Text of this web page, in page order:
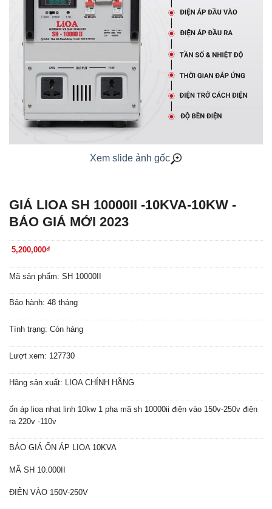
Xem slide ảnh gốc
GIÁ LIOA SH 10000II -10KVA-10KW -
BÁO GIÁ MỚI 2023
5,200,000đ
Mã sản phẩm: SH 10000II
Bảo hành: 48 tháng
Tình trạng: Còn hàng
Lượt xem: 127730
Hãng sản xuất: LIOA CHÍNH HÃNG
ổn áp lioa nhat linh 10kw 1 pha mã sh 10000ii điện vào 150v-250v điện
ra 220v -110v
BÁO GIÁ ỔN ÁP LIOA 10KVA
MÃ SH 10.000II
ĐIỆN VÀO 150V-250V